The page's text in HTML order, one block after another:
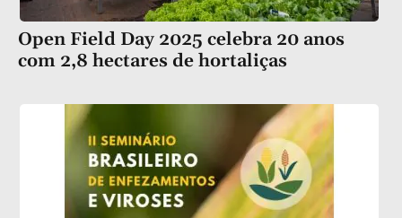
Open Field Day 2025 celebra 20 anos
com 2,8 hectares de hortaliças